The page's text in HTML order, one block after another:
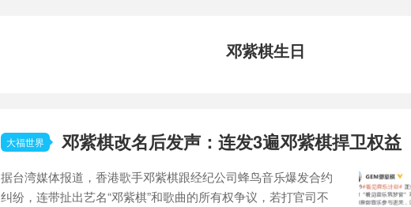
邓紫棋生日
大福世界 邓紫棋改名后发声：连发3遍邓紫棋捍卫权益
据台湾媒体报道，香港歌手邓紫棋跟经纪公司蜂鸟音乐爆发合约
纠纷，连带扯出艺名“邓紫棋”和歌曲的所有权争议，若打官司不